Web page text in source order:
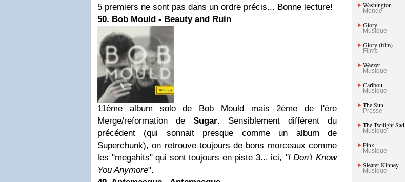
5 premiers ne sont pas dans un ordre précis... Bonne lecture!
50. Bob Mould - Beauty and Ruin
11ème album solo de Bob Mould mais 2ème de l'ère
Merge/reformation de Sugar. Sensiblement différent du
précédent (qui sonnait presque comme un album de
Superchunk), on retrouve toujours de bons morceaux comme
les "megahits" qui sont toujours en piste 3... ici, "I Don't Know
You Anymore".
Washington
Monde
Glory
Musique
Glory (film)
Films
Weezer
Musique
Caribou
Musique
The Sun
Presse
The Twilight Sad
Musique
Pink
Musique
Sleater-Kinney
Musique